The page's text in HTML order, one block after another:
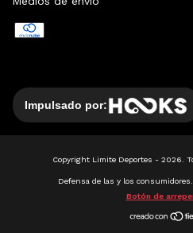
Impulsado por:
Copyright Limite Deportes - 2026.
Defensa de las y los consumidores.
Botón de